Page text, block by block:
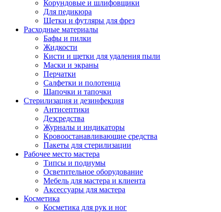
Корундовые и шлифовщики
Для педикюра
Щетки и футляры для фрез
Расходные материалы
Бафы и пилки
Жидкости
Кисти и щетки для удаления пыли
Маски и экраны
Перчатки
Салфетки и полотенца
Шапочки и тапочки
Стерилизация и дезинфекция
Антисептики
Дезсредства
Журналы и индикаторы
Кровоостанавливающие средства
Пакеты для стерилизации
Рабочее место мастера
Типсы и подиумы
Осветительное оборудование
Мебель для мастера и клиента
Аксессуары для мастера
Косметика
Косметика для рук и ног